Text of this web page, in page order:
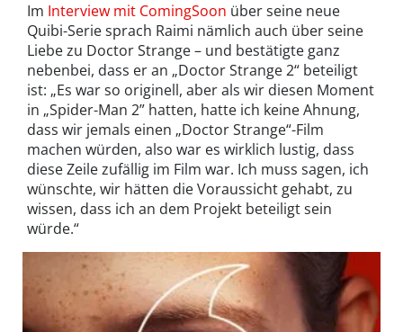
Im Interview mit ComingSoon über seine neue
Quibi-Serie sprach Raimi nämlich auch über seine
Liebe zu Doctor Strange – und bestätigte ganz
nebenbei, dass er an „Doctor Strange 2“ beteiligt
ist: „Es war so originell, aber als wir diesen Moment
in „Spider-Man 2” hatten, hatte ich keine Ahnung,
dass wir jemals einen „Doctor Strange“-Film
machen würden, also war es wirklich lustig, dass
diese Zeile zufällig im Film war. Ich muss sagen, ich
wünschte, wir hätten die Voraussicht gehabt, zu
wissen, dass ich an dem Projekt beteiligt sein
würde.“